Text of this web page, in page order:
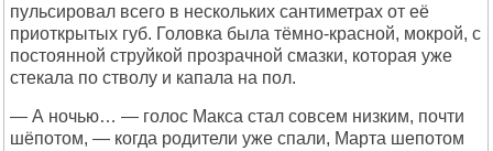
пульсировал всего в нескольких сантиметрах от её
приоткрытых губ. Головка была тёмно-красной, мокрой, с
постоянной струйкой прозрачной смазки, которая уже
стекала по стволу и капала на пол.
— А ночью… — голос Макса стал совсем низким, почти
шёпотом, — когда родители уже спали, Марта шепотом